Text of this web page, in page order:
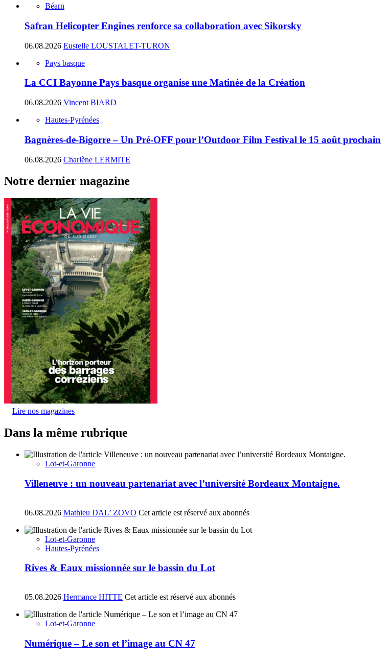
Béarn
Safran Helicopter Engines renforce sa collaboration avec Sikorsky
06.08.2026 Eustelle LOUSTALET-TURON
Pays basque
La CCI Bayonne Pays basque organise une Matinée de la Création
06.08.2026 Vincent BIARD
Hautes-Pyrénées
Bagnères-de-Bigorre – Un Pré-OFF pour l’Outdoor Film Festival le 15 août prochain
06.08.2026 Charlène LERMITE
Notre dernier magazine
Lire nos magazines
Dans la même rubrique
Lot-et-Garonne
Villeneuve : un nouveau partenariat avec l’université Bordeaux Montaigne.
06.08.2026 Mathieu DAL’ ZOVO Cet article est réservé aux abonnés
Lot-et-Garonne
Hautes-Pyrénées
Rives & Eaux missionnée sur le bassin du Lot
05.08.2026 Hermance HITTE Cet article est réservé aux abonnés
Lot-et-Garonne
Numérique – Le son et l’image au CN 47